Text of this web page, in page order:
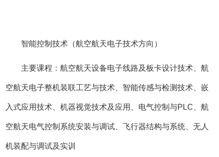
智能控制技术（航空航天电子技术方向）
主要课程：航空航天设备电子线路及板卡设计技术、航
空航天电子整机装联工艺与技术、智能传感与检测技术、嵌
入式应用技术、机器视觉技术及应用、电气控制与PLC、航
空航天电气控制系统安装与调试、飞行器结构与系统、无人
机装配与调试及实训